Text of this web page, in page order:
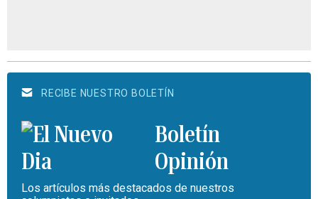
RECIBE NUESTRO BOLETÍN
Boletín
Opinión
Los artículos más destacados de nuestros